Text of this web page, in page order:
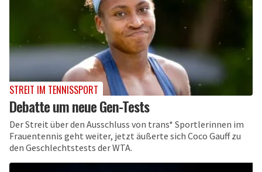
STREIT IM TENNISSPORT
Debatte um neue Gen-Tests
Der Streit über den Ausschluss von trans* Sportlerinnen im
Frauentennis geht weiter, jetzt äußerte sich Coco Gauff zu
den Geschlechtstests der WTA.